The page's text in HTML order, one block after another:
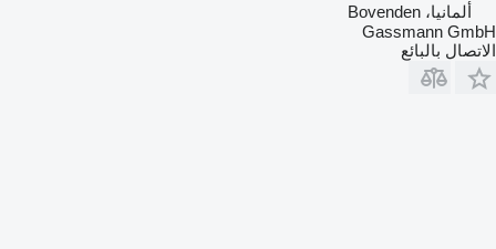
ألمانيا، Bovenden
Gassmann GmbH
الاتصال بالبائع